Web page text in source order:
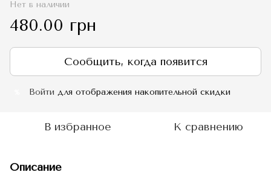
Нет в наличии
480.00 грн
Сообщить, когда появится
Войти для отображения накопительной скидки
В избранное К сравнению
Описание